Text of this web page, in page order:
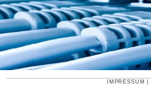
IMPRESSUM